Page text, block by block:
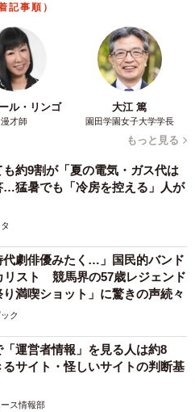
記事順）
ル・リンゴ
漫才師
大江 篤
園田学園女子大学学長
もっと見る
約9割が「夏の電気・ガス代は
…猛暑でも「冷房を控える」人が
代劇俳優みたく…」国民的バンド
リスト 競馬界の57歳レジェンド
り満喫ショット」に驚きの声続々
ク
運営者情報」を見る人は約8
サイト・怪しいサイトの判断基
ス情報部